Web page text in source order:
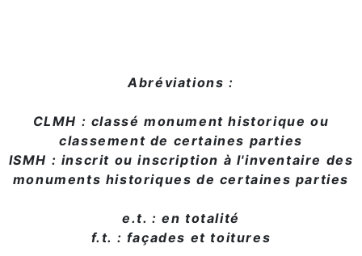
Abréviations :
CLMH : classé monument historique ou
classement de certaines parties
ISMH : inscrit ou inscription à l'inventaire des
monuments historiques de certaines parties
e.t. : en totalité
f.t. : façades et toitures